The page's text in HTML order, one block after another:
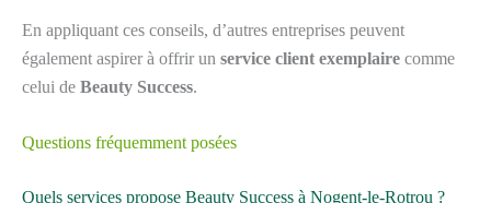
En appliquant ces conseils, d’autres entreprises peuvent
également aspirer à offrir un service client exemplaire comme
celui de Beauty Success.
Questions fréquemment posées
Quels services propose Beauty Success à Nogent-le-Rotrou ?